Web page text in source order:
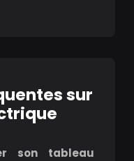
sur
son tableau